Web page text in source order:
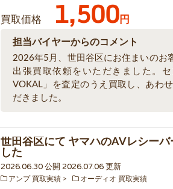
買取価格 1,500円
担当バイヤーからのコメント
2026年5月、世田谷区にお住まいのお
出張買取依頼をいただきました。
VOKAL」を査定のうえ買取し、あわ
だきました。
世田谷区にて ヤマハのAVレシーバ
した
2026.06.30 公開 2026.07.06 更新
アンプ 買取実績 オーディオ 買取実績